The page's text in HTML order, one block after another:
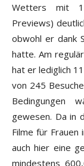
Wetters mit
Previews)
obwohl er dank
hatte. Am
hat er lediglich
von 245
Bedingungen
gewesen. Da in
Filme für
auch hier eine
mindestens